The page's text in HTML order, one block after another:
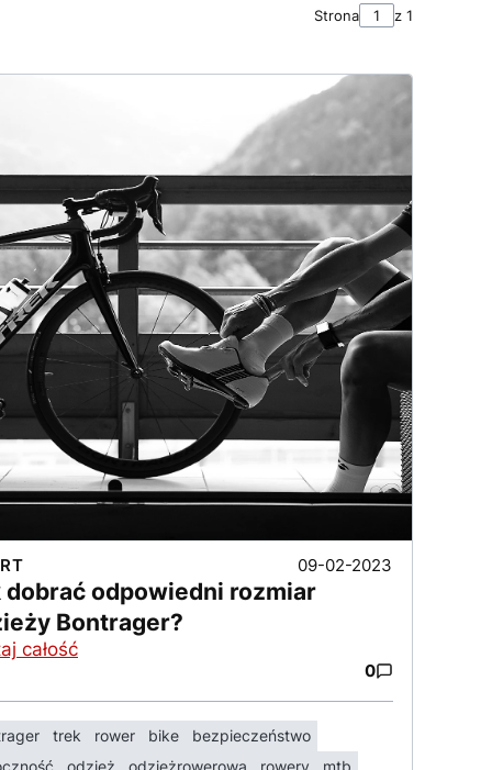
Strona z 1
09-02-2023
dobrać odpowiedni rozmiar
Bontrager?
całość
0
trek rower bike
bezpieczeństwo
odzież odzieżrowerowa rowery mtb